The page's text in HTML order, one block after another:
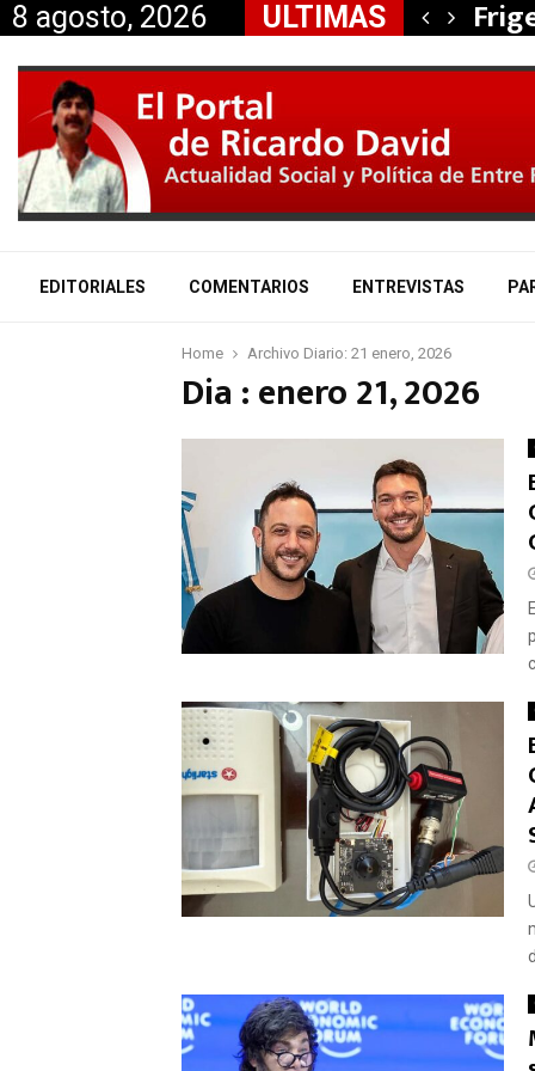
8 agosto, 2026 ULTIMAS
Miranda anunció…
EDITORIALES COMENTARIOS ENTREVISTAS
Home Archivo Diario: 21 enero, 2026
Dia : enero 21, 2026